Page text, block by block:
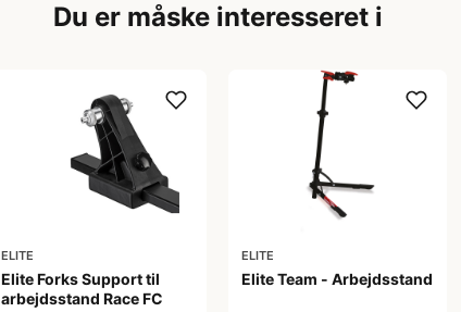
Du er måske interesseret i
ELITE
Elite Forks Support til
arbejdsstand Race FC
ELITE
Elite Team - Arbejdsstand